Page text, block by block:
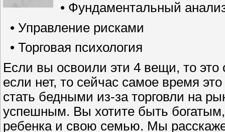
• Фундаментальный
• Управление рисками
• Торговая психология
Если вы освоили эти 4 вещи, то
если нет, то сейчас самое время
стать бедными из-за торговли на
успешным. Вы хотите быть
ребенка и свою семью. Мы